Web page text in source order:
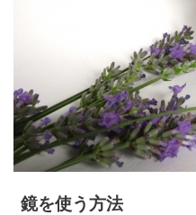
鏡を使う方法